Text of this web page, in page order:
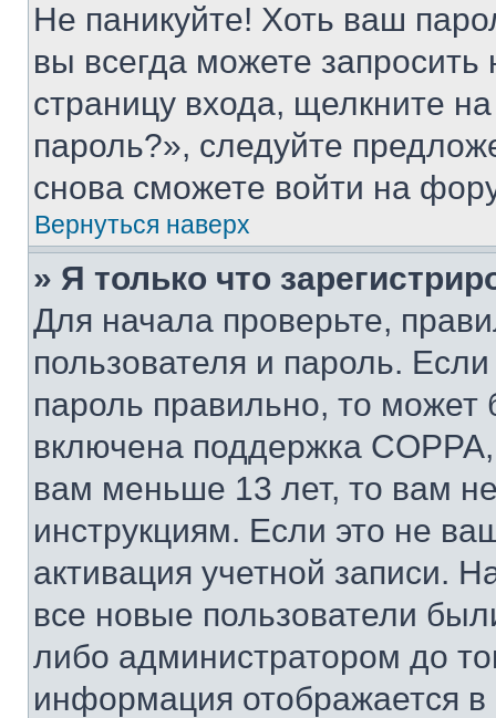
Не паникуйте! Хоть ваш
вы всегда можете
страницу входа, щелкните
пароль?», следуйте
снова сможете войти на
Вернуться наверх
» Я только что
Для начала проверьте,
пользователя и пароль.
пароль правильно, то может
включена поддержка
вам меньше 13 лет, то вам
инструкциям. Если это не
активация учетной записи.
все новые пользователи
либо администратором до
информация отображается